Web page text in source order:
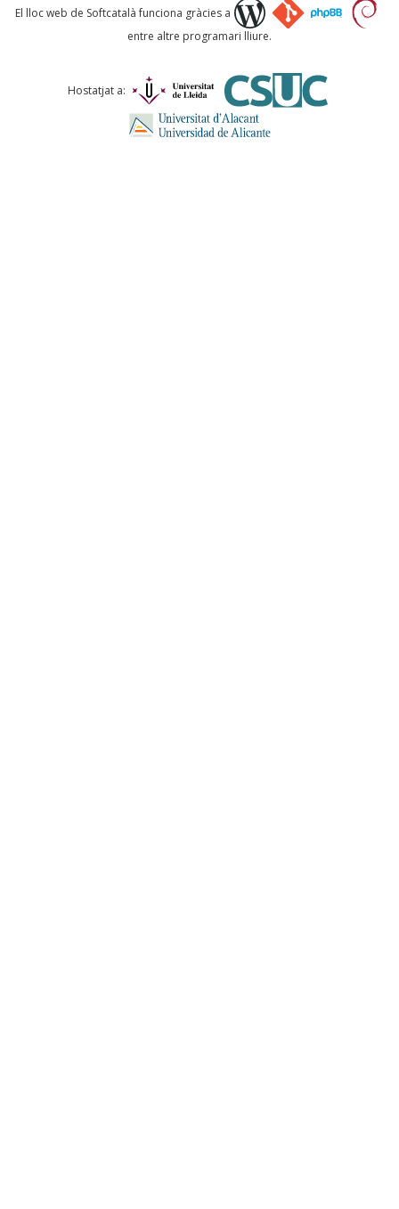
Què proposeu?
Comentari *
El lloc web de Softcatalà funciona gràcies a
entre altre programari lliure.
Hostatjat a: